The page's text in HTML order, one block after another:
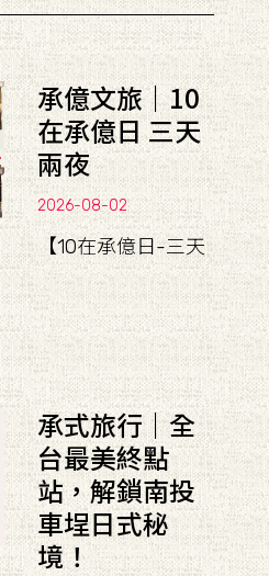
承億文旅｜10
在承億日 三天
兩夜
2026-08-02
【10在承億日-三天
承式旅行｜全
台最美終點
站，解鎖南投
車埕日式秘
境！